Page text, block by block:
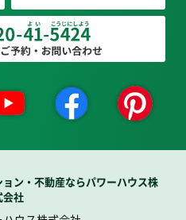
ン・不動産ならパワーハウス株
会社